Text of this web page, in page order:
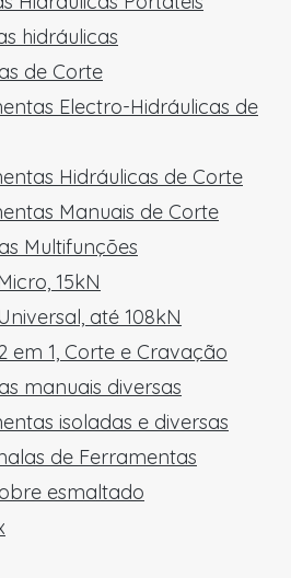
hidráulicas
de Corte
Electro-Hidráulicas de
Hidráulicas de Corte
Manuais de Corte
Multifunções
15kN
até 108kN
em 1, Corte e Cravação
manuais diversas
isoladas e diversas
de Ferramentas
esmaltado